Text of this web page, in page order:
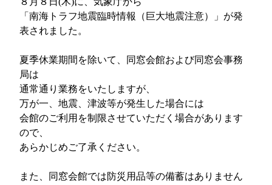
「南海トラフ地震臨時情報（巨大地震注意）」が発
表されました。
夏季休業期間を除いて、同窓会館および同窓会事務
局は
通常通り業務をいたしますが、
万が一、地震、津波等が発生した場合には
会館のご利用を制限させていただく場合があります
ので、
あらかじめご了承ください。
また、同窓会館では防災用品等の備蓄はありません